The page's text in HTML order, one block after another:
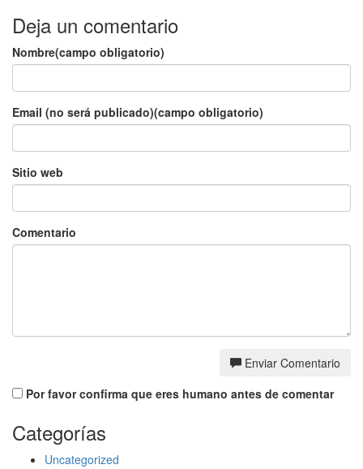
Deja un comentario
Nombre(campo obligatorio)
Email (no será publicado)(campo obligatorio)
Sitio web
Comentario
Enviar Comentario
Por favor confirma que eres humano antes de comentar
Categorías
Uncategorized